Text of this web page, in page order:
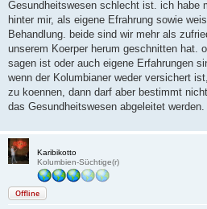
Gesundheitswesen schlecht ist. ich habe
hinter mir, als eigene Efrahrung sowie
Behandlung. beide sind wir mehr als
unserem Koerper herum geschnitten hat.
sagen ist oder auch eigene Erfahrungen
wenn der Kolumbianer weder versichert
zu koennen, dann darf aber bestimmt
das Gesundheitswesen abgeleitet
Karibikotto
Kolumbien-Süchtige(r)
Offline